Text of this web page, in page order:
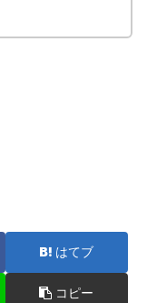
はてブ
コピー